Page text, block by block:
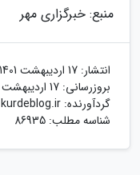
منبع: خبرگزاری مهر
انتشار: 17 اردیبهشت 1401
بروزرسانی: 17 اردیبهشت 1401
گردآورنده: kurdeblog.ir
شناسه مطلب: 86935